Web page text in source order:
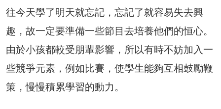
往今天學了明天就忘記，忘記了就容易失去興
趣，故一定要準備一些節目去培養他們的恒心。
由於小孩都較受朋輩影響，所以有時不妨加入一
些競爭元素，例如比賽，使學生能夠互相鼓勵鞭
策，慢慢積累學習的動力。